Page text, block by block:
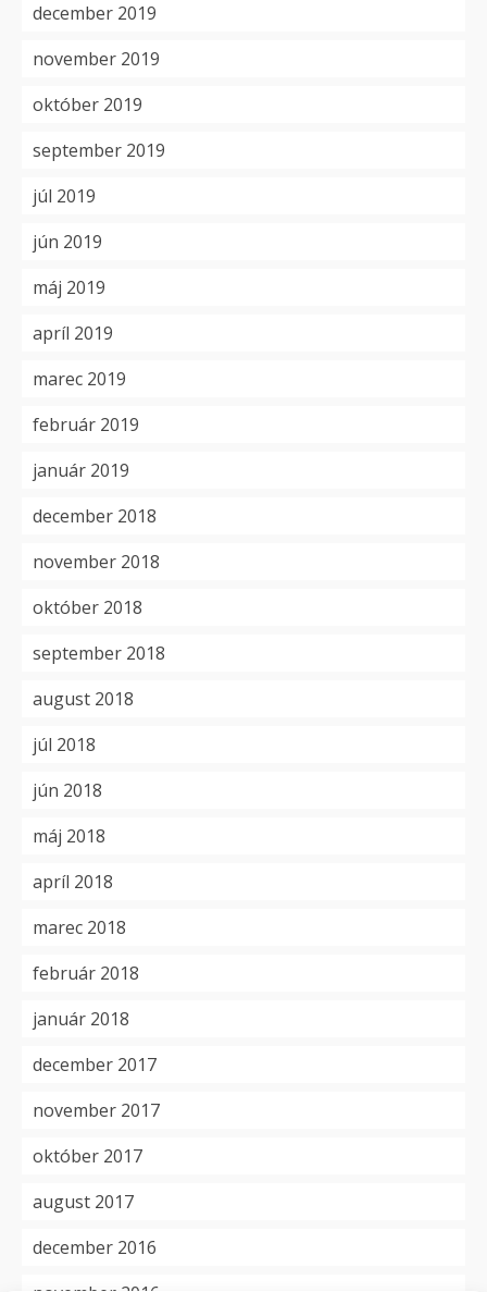
december 2019
november 2019
október 2019
september 2019
júl 2019
jún 2019
máj 2019
apríl 2019
marec 2019
február 2019
január 2019
december 2018
november 2018
október 2018
september 2018
august 2018
júl 2018
jún 2018
máj 2018
apríl 2018
marec 2018
február 2018
január 2018
december 2017
november 2017
október 2017
august 2017
december 2016